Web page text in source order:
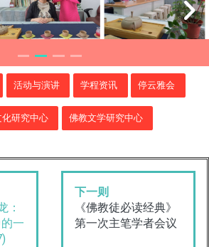
活动与演讲 学程资讯 停云雅会
研究中心 佛教文学研究中心
：
一
下一则
《佛教徒必读经典》
第一次主笔学者会议